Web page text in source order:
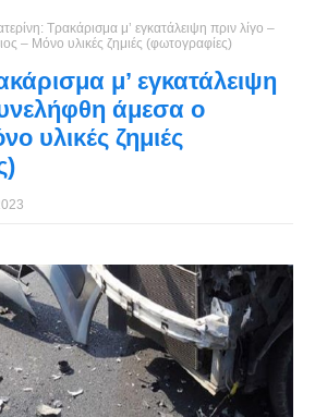
Τρακάρισμα μ’ εγκατάλειψη πριν λίγο –
– Μόνο υλικές ζημιές (φωτογραφίες)
μ’ εγκατάλειψη
άμεσα ο
υλικές ζημιές